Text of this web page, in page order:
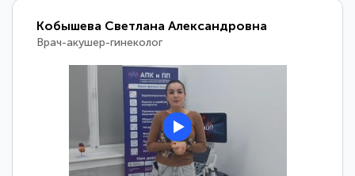
Кобышева Светлана Александровна
Врач-акушер-гинеколог